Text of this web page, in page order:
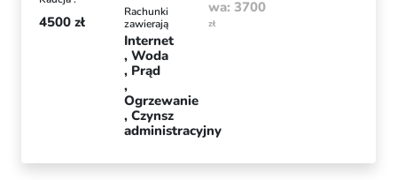
4500 zł
Rachunki
zawierają
Internet
Woda
Prąd
Ogrzewanie
Czynsz
administracyjny
wa: 3700
zł